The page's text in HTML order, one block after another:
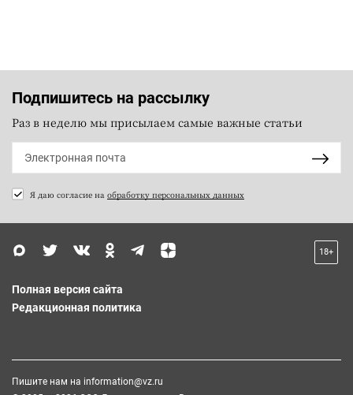
Подпишитесь на рассылку
Раз в неделю мы присылаем самые важные статьи
Я даю согласие на обработку персональных данных
18+
Полная версия сайта
Редакционная политика
Пишите нам на information@vz.ru